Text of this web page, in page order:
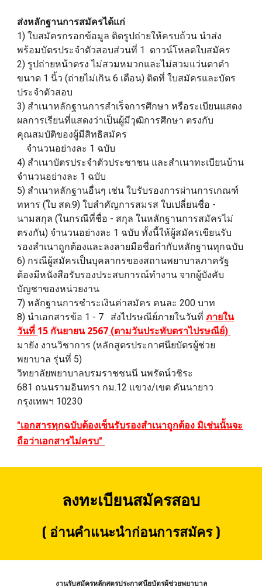
ส่งหลักฐานการสมัครได้แก่
1) ใบสมัครกรอกข้อมูล ติดรูปถ่ายให้ครบถ้วน นำส่ง
พร้อมบัตรประจำตัวสอบส่วนที่ 1 ดาวน์โหลดใบสมัคร
2) รูปถ่ายหน้าตรง ไม่สวมหมวกและไม่สวมแว่นตาดํา
ขนาด 1 นิ้ว (ถ่ายไม่เกิน 6 เดือน) ติดที่ ใบสมัครและบัตร
ประจำตัวสอบ
3) สําเนาหลักฐานการสําเร็จการศึกษา หรือระเบียนแสดง
ผลการเรียนที่แสดงว่าเป็นผู้มีวุฒิการศึกษา ตรงกับ
คุณสมบัติของผู้มีสิทธิสมัคร
จํานวนอย่างละ 1 ฉบับ
4) สําเนาบัตรประจําตัวประชาชน และสําเนาทะเบียนบ้าน
จํานวนอย่างละ 1 ฉบับ
5) สําเนาหลักฐานอื่นๆ เช่น ใบรับรองการผ่านการเกณฑ์
ทหาร (ใบ สด.9) ใบสําคัญการสมรส ใบเปลี่ยนชื่อ -
นามสกุล (ในกรณีที่ชื่อ - สกุล ในหลักฐานการสมัครไม่
ตรงกัน) จํานวนอย่างละ 1 ฉบับ ทั้งนี้ให้ผู้สมัครเขียนรับ
รองสําเนาถูกต้องและลงลายมือชื่อกํากับหลักฐานทุกฉบับ
6) กรณีผู้สมัครเป็นบุคลากรของสถานพยาบาลภาครัฐ
ต้องมีหนังสือรับรองประสบการณ์ทํางาน จากผู้บังคับ
บัญชาของหน่วยงาน
7) หลักฐานการชําระเงินค่าสมัคร คนละ 200 บาท
8) นำเอกสารข้อ 1 - 7 ส่งไปรษณีย์ภายในวันที่ภายใน
วันที่ 15 กันยายน 2567 (ตามวันประทับตราไปรษณีย์)
มายัง งานวิชาการ (หลักสูตรประกาศนียบัตรผู้ช่วย
พยาบาล รุ่นที่ 5)
วิทยาลัยพยาบาลบรมราชชนนี นพรัตน์วชิระ
681 ถนนรามอินทรา กม.12 แขวง/เขต คันนายาว
กรุงเทพฯ 10230
"เอกสารทุกฉบับต้องเซ็นรับรองสำเนาถูกต้อง มิเช่นนั้นจะ
ถือว่าเอกสารไม่ครบ"
ลงทะเบียนสมัครสอบ
( อ่านคำแนะนำก่อนการสมัคร )
งานรับสมัครหลักสูตรประกาศนียบัตรผู้ช่วยพยาบาล